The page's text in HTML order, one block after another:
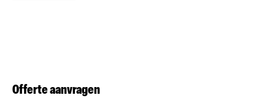
Offerte aanvragen